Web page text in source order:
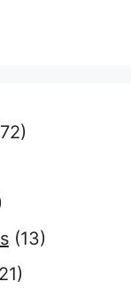
(13)